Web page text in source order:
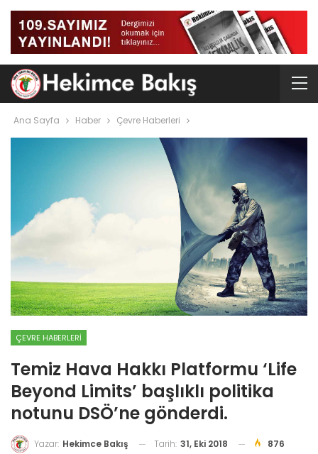
Ana Sayfa Haber Çevre Haberleri
ÇEVRE HABERLERI
Temiz Hava Hakkı Platformu ‘Life
Beyond Limits’ başlıklı politika
notunu DSÖ’ne gönderdi.
Yazar: Hekimce Bakış Tarih: 31, Eki 2018 876